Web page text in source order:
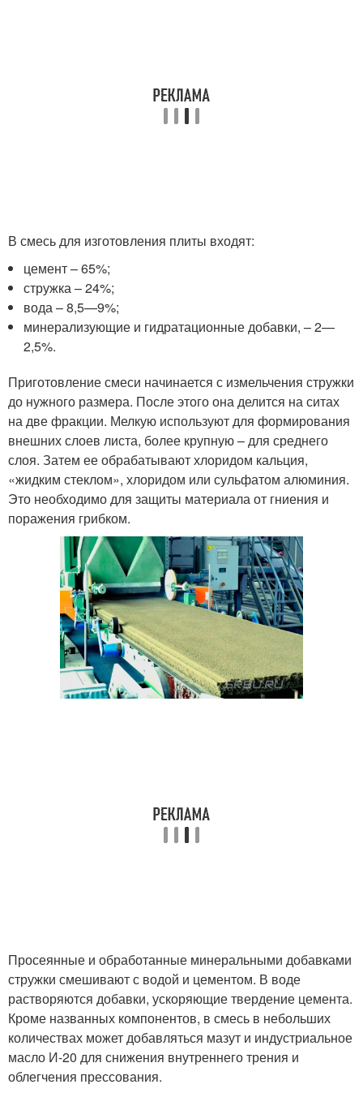
В смесь для изготовления плиты входят:
цемент – 65%;
стружка – 24%;
вода – 8,5—9%;
минерализующие и гидратационные добавки, – 2—
2,5%.
Приготовление смеси начинается с измельчения стружки
до нужного размера. После этого она делится на ситах
на две фракции. Мелкую используют для формирования
внешних слоев листа, более крупную – для среднего
слоя. Затем ее обрабатывают хлоридом кальция,
«жидким стеклом», хлоридом или сульфатом алюминия.
Это необходимо для защиты материала от гниения и
поражения грибком.
Просеянные и обработанные минеральными добавками
стружки смешивают с водой и цементом. В воде
растворяются добавки, ускоряющие твердение цемента.
Кроме названных компонентов, в смесь в небольших
количествах может добавляться мазут и индустриальное
масло И-20 для снижения внутреннего трения и
облегчения прессования.